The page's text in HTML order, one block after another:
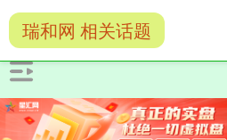
瑞和网 相关话题